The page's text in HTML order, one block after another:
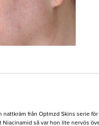
från Optmzd Skins serie
så var hon lite nervös